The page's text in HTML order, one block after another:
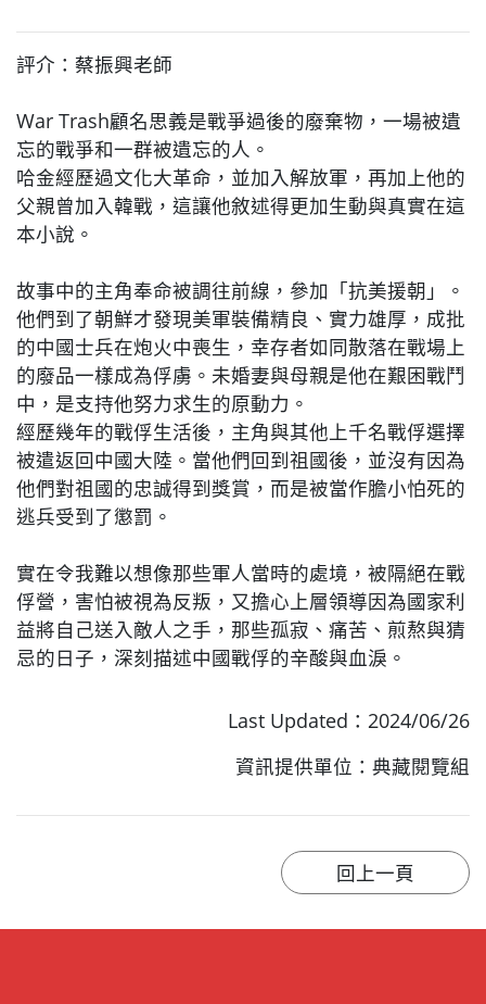
評介：蔡振興老師
War Trash顧名思義是戰爭過後的廢棄物，一場被遺
忘的戰爭和一群被遺忘的人。
哈金經歷過文化大革命，並加入解放軍，再加上他的
父親曾加入韓戰，這讓他敘述得更加生動與真實在這
本小說。
故事中的主角奉命被調往前線，參加「抗美援朝」。
他們到了朝鮮才發現美軍裝備精良、實力雄厚，成批
的中國士兵在炮火中喪生，幸存者如同散落在戰場上
的廢品一樣成為俘虜。未婚妻與母親是他在艱困戰鬥
中，是支持他努力求生的原動力。
經歷幾年的戰俘生活後，主角與其他上千名戰俘選擇
被遣返回中國大陸。當他們回到祖國後，並沒有因為
他們對祖國的忠誠得到獎賞，而是被當作膽小怕死的
逃兵受到了懲罰。
實在令我難以想像那些軍人當時的處境，被隔絕在戰
俘營，害怕被視為反叛，又擔心上層領導因為國家利
益將自己送入敵人之手，那些孤寂、痛苦、煎熬與猜
忌的日子，深刻描述中國戰俘的辛酸與血淚。
Last Updated：2024/06/26
資訊提供單位：典藏閱覽組